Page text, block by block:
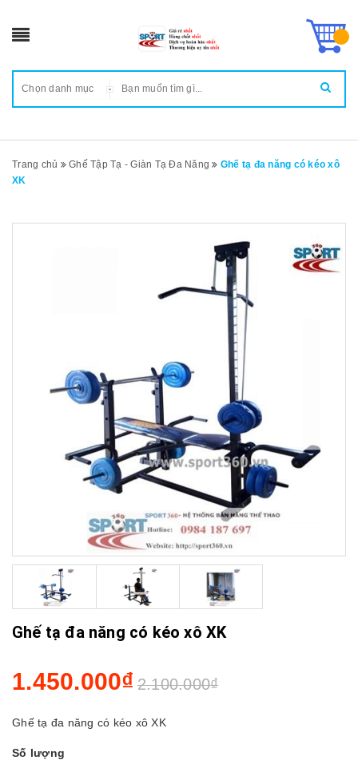
Chọn danh mục
Trang chủ Ghế Tập Tạ - Giàn Tạ Đa Năng
Ghế tạ đa năng có kéo xô
XK
Ghế tạ đa năng có kéo xô XK
1.450.000₫ 2.100.000₫
Ghế tạ đa năng có kéo xô XK
Số lượng